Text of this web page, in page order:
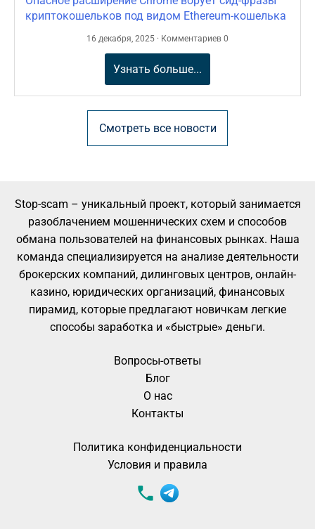
криптокошельков под видом Ethereum-кошелька
16 декабря, 2025 · Комментариев 0
Узнать больше...
Смотреть все новости
Stop-scam – уникальный проект, который занимается
разоблачением мошеннических схем и способов
обмана пользователей на финансовых рынках. Наша
команда специализируется на анализе деятельности
брокерских компаний, дилинговых центров, онлайн-
казино, юридических организаций, финансовых
пирамид, которые предлагают новичкам легкие
способы заработка и «быстрые» деньги.
Вопросы-ответы
Блог
О нас
Контакты
Политика конфиденциальности
Условия и правила